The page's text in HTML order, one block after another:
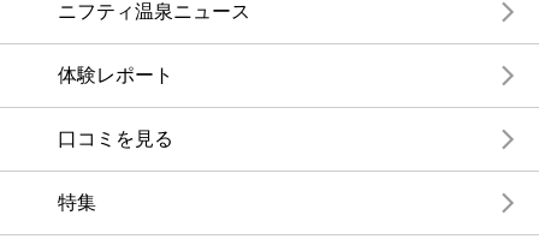
ニフティ温泉ニュース
体験レポート
口コミを見る
特集